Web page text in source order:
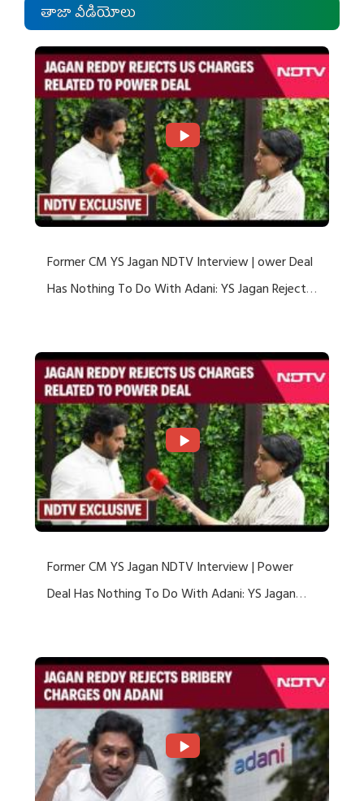
తాజా వీడియోలు
Former CM YS Jagan NDTV Interview | ower Deal
Has Nothing To Do With Adani: YS Jagan Rejects
Former CM YS Jagan NDTV Interview | Power
Deal Has Nothing To Do With Adani: YS Jagan